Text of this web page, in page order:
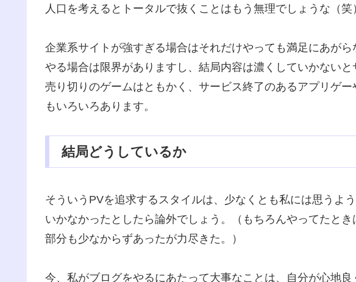
人口を考えるとトータルで抜くことはもう無理でしょうな（笑
企業系サイトが強すぎる場合はそれだけやっても満足にあが
やる場合は限界がありますし、結局内容は濃くしていかないと
売り切りのゲームはともかく、サービス終了のあるアプリゲ
もいろいろあります。
結局どうしているか
そういうPVを追求するスタイルは、少なくとも私には思うよ
いかなかったとしたら論外でしょう。（もちろんやってたと
部分も少なからずあったが力尽きた。）
今、私がブログをやるにあたって大事なことは、自分が心地